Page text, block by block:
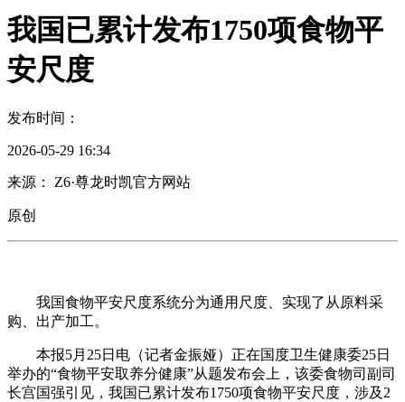
我国已累计发布1750项食物平
安尺度
发布时间：
2026-05-29 16:34
来源： Z6·尊龙时凯官方网站
原创
我国食物平安尺度系统分为通用尺度、实现了从原料采
购、出产加工。
本报5月25日电（记者金振娅）正在国度卫生健康委25日
举办的“食物平安取养分健康”从题发布会上，该委食物司副司
长宫国强引见，我国已累计发布1750项食物平安尺度，涉及2